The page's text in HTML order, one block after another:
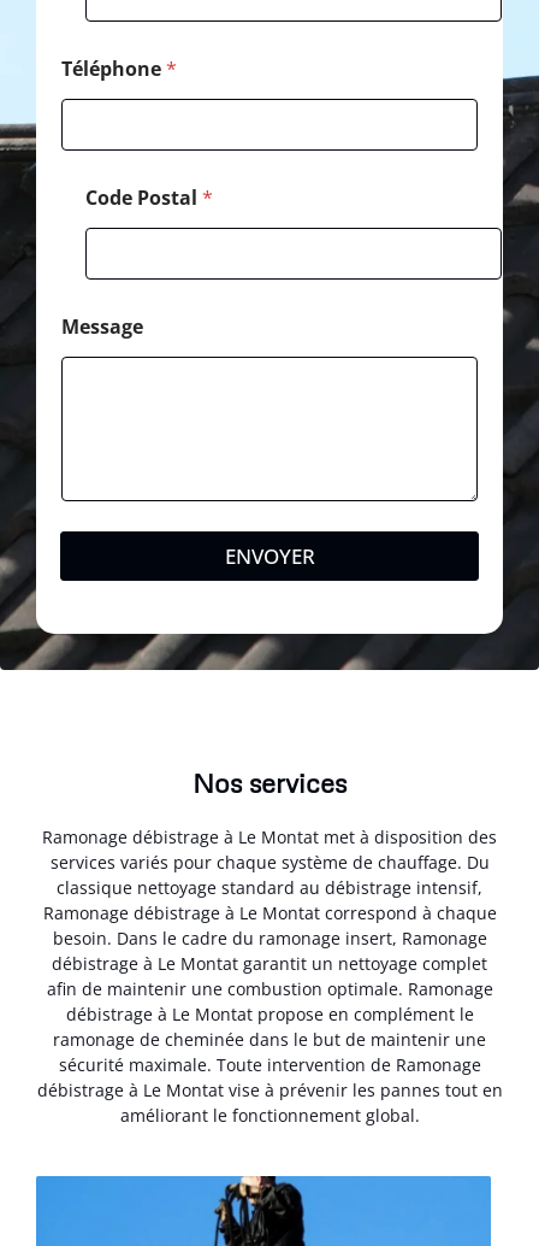
Téléphone*
Code Postal *
Message
ENVOYER
Nos services
Ramonage débistrage à Le Montat met à disposition des
services variés pour chaque système de chauffage. Du
classique nettoyage standard au débistrage intensif,
Ramonage débistrage à Le Montat correspond à chaque
besoin. Dans le cadre du ramonage insert, Ramonage
débistrage à Le Montat garantit un nettoyage complet
afin de maintenir une combustion optimale. Ramonage
débistrage à Le Montat propose en complément le
ramonage de cheminée dans le but de maintenir une
sécurité maximale. Toute intervention de Ramonage
débistrage à Le Montat vise à prévenir les pannes tout en
améliorant le fonctionnement global.